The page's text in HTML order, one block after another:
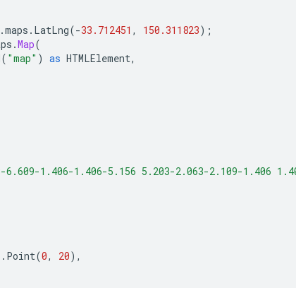
.maps . LatLng(-33.712451 , 150.311823);
.Map(
( "map" ) as HTMLElement,
6.609-1.406-1.406-5.156 5.203-2.063-2.109-1.406
. Point(0, 20),